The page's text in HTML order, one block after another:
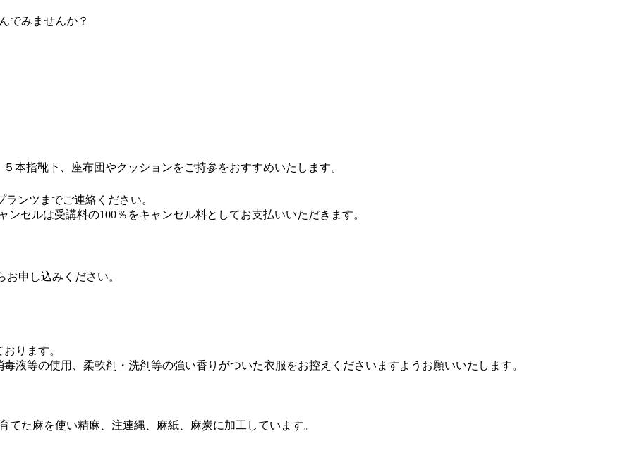
でみませんか？
本指靴下、座布団やクッションをご持参をおすすめいたします。
ンツまでご連絡ください。
セルは受講料の100％をキャンセル料としてお支払いいただきます。
お申し込みください。
ります。
液等の使用、柔軟剤・洗剤等の強い香りがついた衣服をお控えくださいますようお願いいたします。
た麻を使い精麻、注連縄、麻紙、麻炭に加工しています。